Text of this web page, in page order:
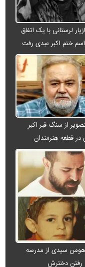
لرستانی با یک اتفاق
ختم اکبر عبدی رفت
از سنگ قبر اکبر
در قطعه هنرمندان
هومن سیدی از مدرسه
رفتن دخترش